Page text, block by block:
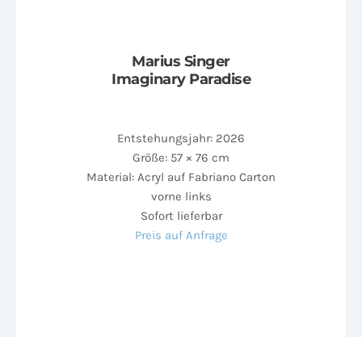
Marius Singer
Imaginary Paradise
Entstehungsjahr: 2026
Größe: 57 × 76 cm
Material: Acryl auf Fabriano Carton
vorne links
Sofort lieferbar
Preis auf Anfrage